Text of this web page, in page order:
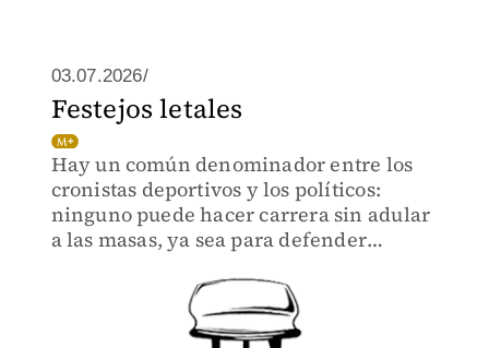
03.07.2026/
Festejos letales
Hay un común denominador entre los
cronistas deportivos y los políticos:
ninguno puede hacer carrera sin adular
a las masas, ya sea para defender